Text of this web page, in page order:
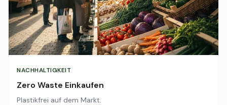
NACHHALTIGKEIT
Zero Waste Einkaufen
Plastikfrei auf dem Markt.